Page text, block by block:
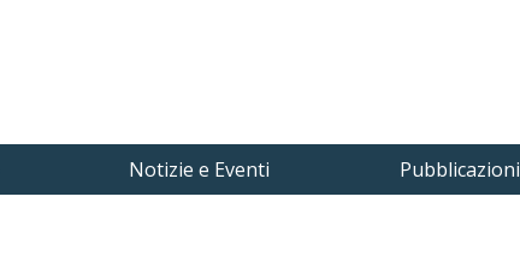
Notizie e Eventi Pubblicazioni